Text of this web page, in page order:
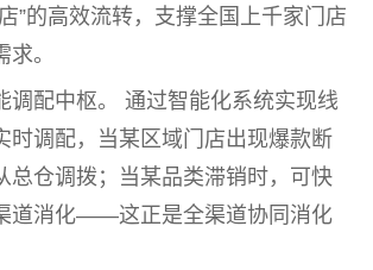
”的高效流转，支撑全国上千家门店
。
调配中枢。 通过智能化系统实现线
时调配，当某区域门店出现爆款断
总仓调拨；当某品类滞销时，可快
道消化——这正是全渠道协同消化